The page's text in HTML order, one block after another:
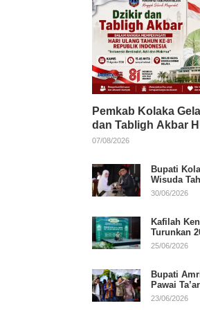
Pemkab Kolaka
dan Tabligh Akbar
81 RI, Hadirkan Dai
07/08/2026
Bupati
Wisuda
Qur’an,
30/06/2026
Kafilah
Turunkan
pada Hari
25/06/2026
Bupati
Pawai
XXXI
23/06/2026